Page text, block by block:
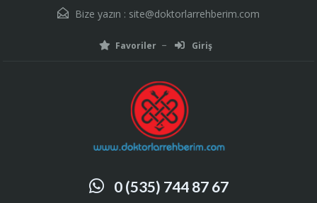
Bize yazın : site@doktorlarrehberim.com
Favoriler Giriş
0 (535) 744 87 67